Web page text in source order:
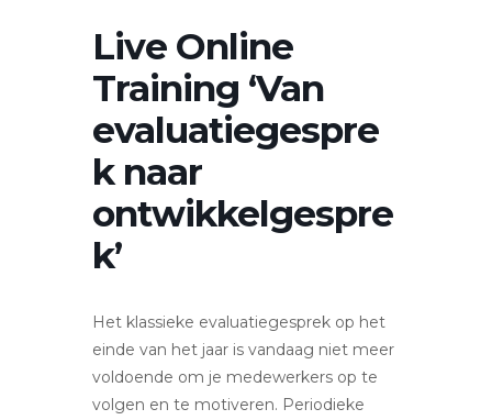
Live Online
Training ‘Van
evaluatiegespre
k naar
ontwikkelgespre
k’
Het klassieke evaluatiegesprek op het
einde van het jaar is vandaag niet meer
voldoende om je medewerkers op te
volgen en te motiveren. Periodieke